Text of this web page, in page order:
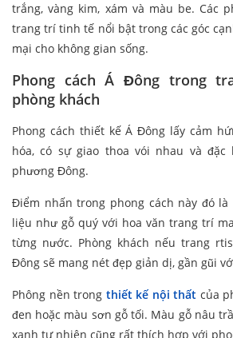
trắng, vàng kim, xám và màu be. Các
trang trí tinh tế nổi bật trong các góc
mại cho không gian sống.
Phong cách Á Đông trong
phòng khách
Phong cách thiết kế Á Đông lấy cảm
hóa, có sự giao thoa vói nhau và
phương Đông.
Điểm nhấn trong phong cách này đó
liệu như gỗ quý với hoa văn trang trí
từng nước. Phòng khách nếu trang
Đông sẽ mang nét đẹp giản dị, gần gũi
Phông nền trong thiết kế nội thất của
đen hoặc màu sơn gỗ tối. Màu gỗ nâu
xanh tự nhiên cũng rất thích hợp với